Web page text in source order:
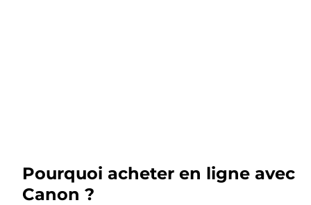
Pourquoi acheter en ligne avec
Canon ?